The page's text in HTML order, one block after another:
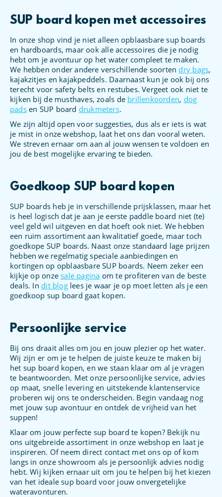
SUP board kopen met accessoires
In onze shop vind je niet alleen opblaasbare sup boards
en hardboards, maar ook alle accessoires die je nodig
hebt om je avontuur op het water compleet te maken.
We hebben onder andere verschillende soorten dry bags,
kajakzitjes en kajakpeddels. Daarnaast kun je ook bij ons
terecht voor safety belts en restubes. Vergeet ook niet te
kijken bij de musthaves, zoals de brillenkoorden, dog
padsen SUP board drukmeters.
We zijn altijd open voor suggesties, dus als er iets is wat
je mist in onze webshop, laat het ons dan vooral weten.
We streven ernaar om aan al jouw wensen te voldoen en
jou de best mogelijke ervaring te bieden.
Goedkoop SUP board kopen
SUP boards heb je in verschillende prijsklassen, maar het
is heel logisch dat je aan je eerste paddle board niet (te)
veel geld wil uitgeven en dat hoeft ook niet. We hebben
een ruim assortiment aan kwalitatief goede, maar toch
goedkope SUP boards. Naast onze standaard lage prijzen
hebben we regelmatig speciale aanbiedingen en
kortingen op opblaasbare SUP boards. Neem zeker een
kijkje op onzesale pagina om te profiteren van de beste
deals. In dit bloglees je waar je op moet letten als je een
goedkoop sup board gaat kopen.
Persoonlijke service
Bij ons draait alles om jou en jouw plezier op het water.
Wij zijn er om je te helpen de juiste keuze te maken bij
het sup board kopen, en we staan klaar om al je vragen
te beantwoorden. Met onze persoonlijke service, advies
op maat, snelle levering en uitstekende klantenservice
proberen wij ons te onderscheiden. Begin vandaag nog
met jouw sup avontuur en ontdek de vrijheid van het
suppen!
Klaar om jouw perfecte sup board te kopen? Bekijk nu
ons uitgebreide assortiment in onze webshop en laat je
inspireren. Of neem direct contact met ons op of kom
langs in onze showroom als je persoonlijk advies nodig
hebt. Wij kijken ernaar uit om jou te helpen bij het kiezen
van het ideale sup board voor jouw onvergetelijke
wateravonturen.